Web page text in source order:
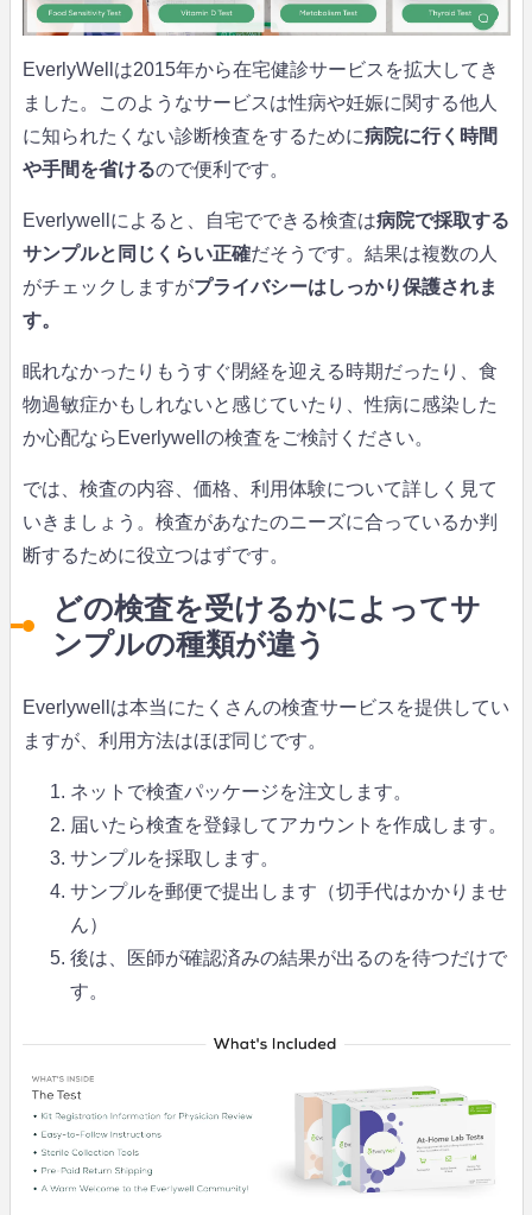
EverlyWellは2015年から在宅健診サービスを拡大してき
ました。このようなサービスは性病や妊娠に関する他人
に知られたくない診断検査をするために病院に行く時間
や手間を省けるので便利です。
Everlywellによると、自宅でできる検査は病院で採取する
サンプルと同じくらい正確だそうです。結果は複数の人
がチェックしますがプライバシーはしっかり保護されま
す。
眠れなかったりもうすぐ閉経を迎える時期だったり、食
物過敏症かもしれないと感じていたり、性病に感染した
か心配ならEverlywellの検査をご検討ください。
では、検査の内容、価格、利用体験について詳しく見て
いきましょう。検査があなたのニーズに合っているか判
断するために役立つはずです。
どの検査を受けるかによってサ
ンプルの種類が違う
Everlywellは本当にたくさんの検査サービスを提供してい
ますが、利用方法はほぼ同じです。
ネットで検査パッケージを注文します。
届いたら検査を登録してアカウントを作成します。
サンプルを採取します。
サンプルを郵便で提出します（切手代はかかりませ
ん）
後は、医師が確認済みの結果が出るのを待つだけで
す。